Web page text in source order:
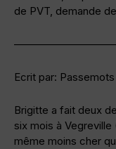
de PVT, demande
Ecrit par:
Brigitte a fait deux
six mois à
même moins cher